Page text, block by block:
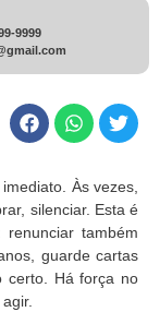
9999
Às vezes,
silenciar. Esta é
renunciar também
guarde cartas
certo. Há força no